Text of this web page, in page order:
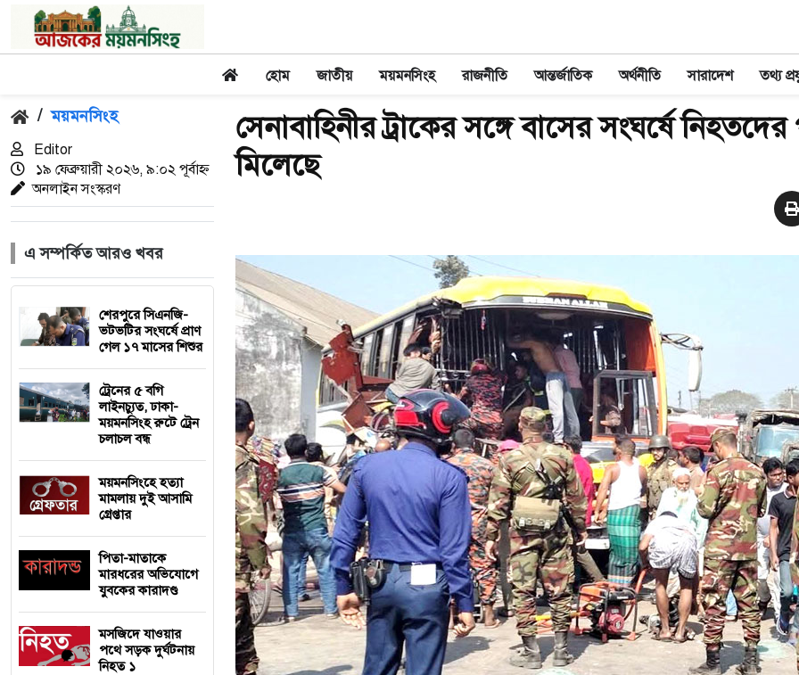
হোম জাতীয় ময়মনসিংহ রাজনীতি আন্তর্জাতিক অর্থনীতি সারাদেশ তথ্য
/ ময়মনসিংহ
Editor
১৯ ফেব্রুয়ারী ২০২৬, ৯:০২ পূর্বাহ্ন
অনলাইন সংস্করণ
এ সম্পর্কিত আরও খবর
শেরপুরে সিএনজি-
ভটভটির সংঘর্ষে প্রাণ
গেল ১৭ মাসের শিশুর
ট্রেনের ৫ বগি
লাইনচ্যুত, ঢাকা-
ময়মনসিংহ রুটে ট্রেন
চলাচল বন্ধ
ময়মনসিংহে হত্যা
মামলায় দুই আসামি
গ্রেপ্তার
পিতা-মাতাকে
মারধরের অভিযোগে
যুবকের কারাদণ্ড
মসজিদে যাওয়ার
পথে সড়ক দুর্ঘটনায়
নিহত ১
সেনাবাহিনীর ট্রাকের সঙ্গে বাসের সংঘর্ষে
মিলেছে